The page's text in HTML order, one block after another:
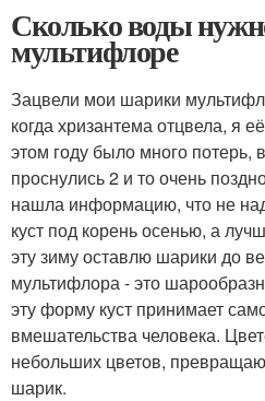
Сколько воды
мультифлоре
Зацвели мои шарики
когда хризантема отцвела, я
этом году было много потерь,
проснулись 2 и то очень
нашла информацию, что не
куст под корень осенью, а
эту зиму оставлю шарики до
мультифлора - это
эту форму куст принимает
вмешательства человека.
небольших цветов,
шарик.